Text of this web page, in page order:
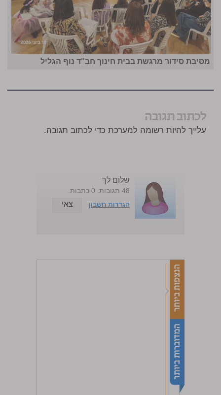
מסיבת סידור מרגשת בבית חינוך חב"ד נוף הגליל
לכתוב תגובה
עלייך להיות רשומה למערכת כדי לכתוב תגובה.
שלום לך
48 תגובות. 0 כתבות.
הגדרות חשבון
צאי